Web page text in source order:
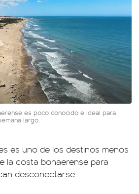
es poco conocido e ideal para
largo.
es uno de los destinos menos
la costa bonaerense para
desconectarse.